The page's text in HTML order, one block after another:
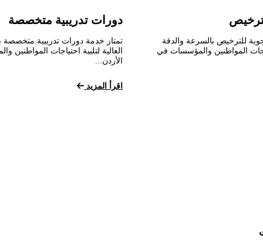
للترخيص بالسرعة والدقة
المواطنين والمؤسسات في
دورات تدريبية متخصصة
تمتاز خدمة دورات تدريبية متخصصة
العالية لتلبية احتياجات المواطنين
الأردن...
اقرأ المزيد